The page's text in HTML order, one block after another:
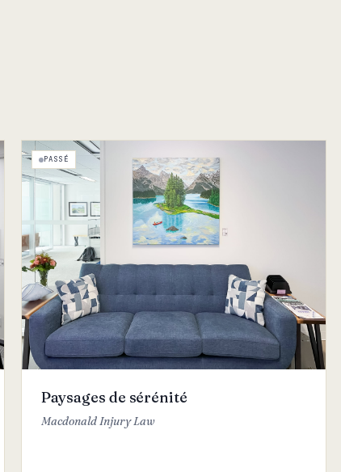
PASSÉ
Paysages de sérénité
Macdonald Injury Law